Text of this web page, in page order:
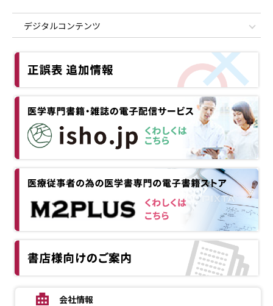
デジタルコンテンツ
会社情報